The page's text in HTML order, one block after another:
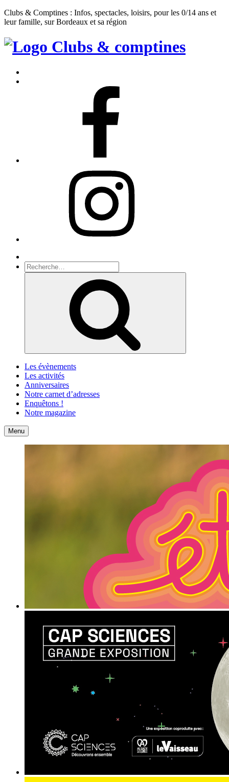
Clubs & Comptines : Infos, spectacles, loisirs, pour les 0/14 ans et
leur famille, sur Bordeaux et sa région
Clubs
Comptines
Recherche
pour
Les évènements
Les activités
Anniversaires
Notre carnet d’adresses
Enquêtons !
Notre magazine
Accueil
Menu Contact